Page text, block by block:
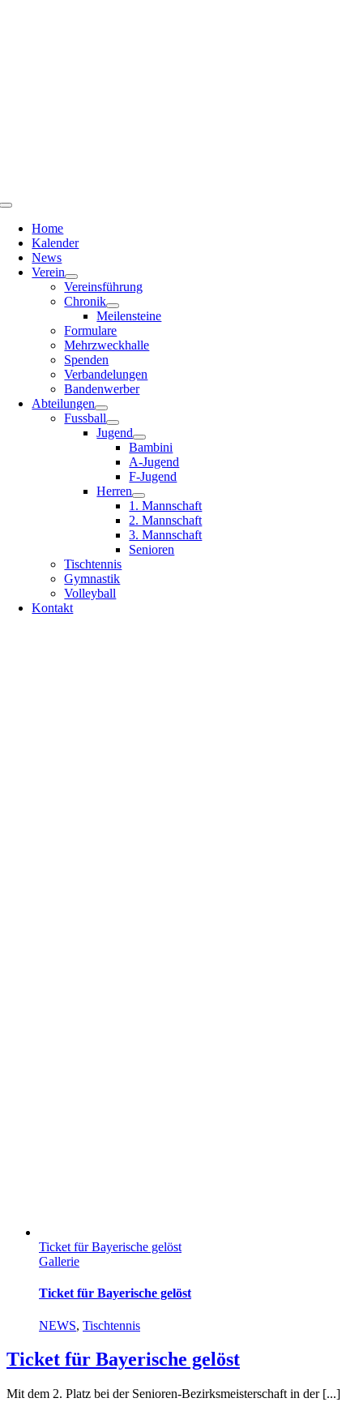
Toggle
NavigationHome
Kalender
News
Verein
Vereinsführung
Chronik
Meilensteine
Formulare
Mehrzweckhalle
Spenden
Verbandelungen
Bandenwerber
Abteilungen
Fussball
Jugend
Bambini
A-Jugend
F-Jugend
Herren
1. Mannschaft
2. Mannschaft
3. Mannschaft
Senioren
Tischtennis
Gymnastik
Volleyball
Kontakt
Ticket für Bayerische gelöst
Gallerie
Ticket für Bayerische gelöst
NEWS, Tischtennis
Ticket für Bayerische gelöst
Mit dem 2. Platz bei der Senioren-Bezirksmeisterschaft in der [...]